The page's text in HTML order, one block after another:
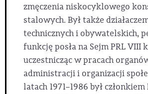
zmęczenia niskocyklowego
stalowych. Był także
technicznych i obywatelskich,
funkcję posła na Sejm PRL VIII
uczestnicząc w pracach
administracji i organizacji
latach 1971–1986 był